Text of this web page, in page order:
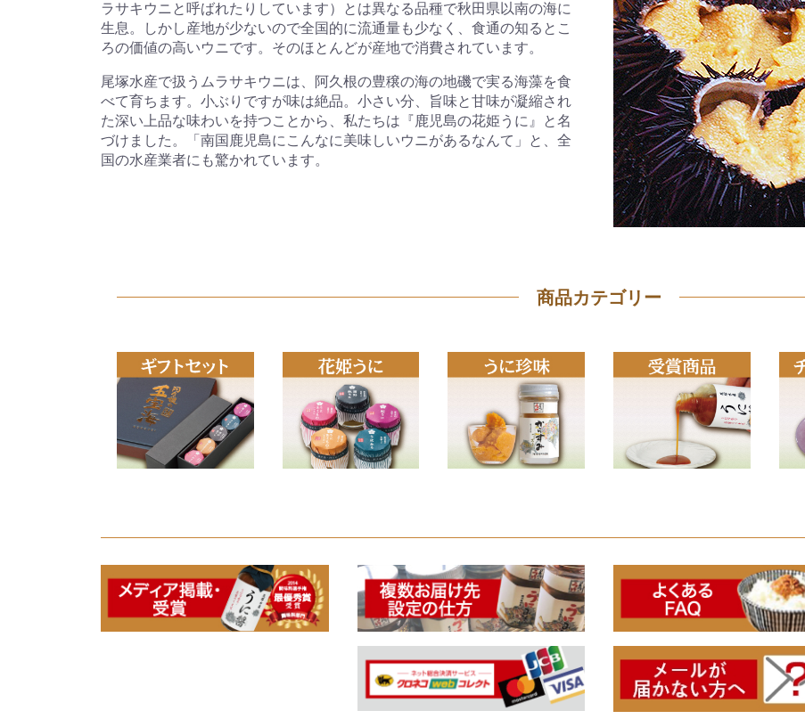
ラサキウニと呼ばれたりしています）とは異なる品種で秋田県以南の海に
生息。しかし産地が少ないので全国的に流通量も少なく、食通の知るとこ
ろの価値の高いウニです。そのほとんどが産地で消費されています。
尾塚水産で扱うムラサキウニは、阿久根の豊穣の海の地磯で実る海藻を食
べて育ちます。小ぶりですが味は絶品。小さい分、旨味と甘味が凝縮され
た深い上品な味わいを持つことから、私たちは『鹿児島の花姫うに』と名
づけました。「南国鹿児島にこんなに美味しいウニがあるなんて」と、全
国の水産業者にも驚かれています。
商品カテゴリー